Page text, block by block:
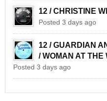
12 / CHRISTINE
Posted 3 days ago
12 / GUARDIAN
/ WOMAN AT THE
Posted 3 days ago